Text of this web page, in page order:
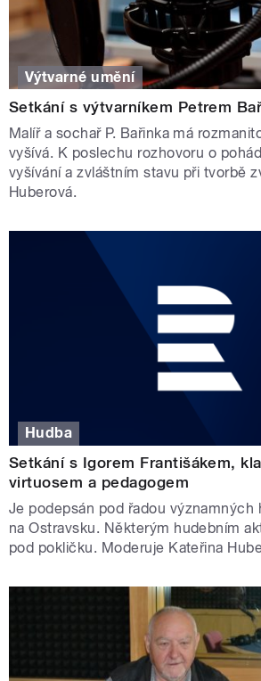
Výtvarné umění
Setkání s výtvarníkem Petrem
Malíř a sochař P. Bařinka má
vyšívá. K poslechu rozhovoru o
vyšívání a zvláštním stavu při tvorbě
Huberová.
Hudba
Setkání s Igorem Františákem,
virtuosem a pedagogem
Je podepsán pod řadou významných
na Ostravsku. Některým hudebním
pod pokličku. Moderuje Kateřina